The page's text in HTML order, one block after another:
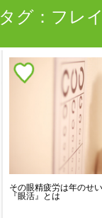
タグ：フレ
その眼精疲労は年のせ
『眼活』とは